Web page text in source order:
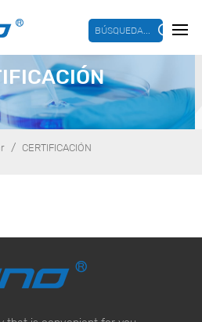
BÚSQUEDA...
/ CERTIFICACIÓN